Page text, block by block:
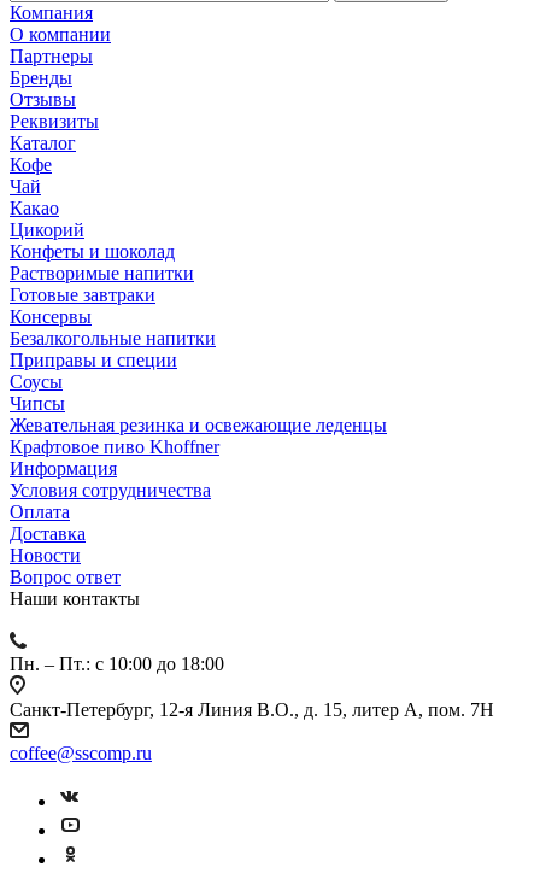
Компания
О компании
Партнеры
Бренды
Отзывы
Реквизиты
Каталог
Кофе
Чай
Какао
Цикорий
Конфеты и шоколад
Растворимые напитки
Готовые завтраки
Консервы
Безалкогольные напитки
Приправы и специи
Соусы
Чипсы
Жевательная резинка и освежающие леденцы
Крафтовое пиво Khoffner
Информация
Условия сотрудничества
Оплата
Доставка
Новости
Вопрос ответ
Наши контакты
Пн. – Пт.: с 10:00 до 18:00
Санкт-Петербург, 12-я Линия В.О., д. 15, литер А, пом. 7Н
coffee@sscomp.ru